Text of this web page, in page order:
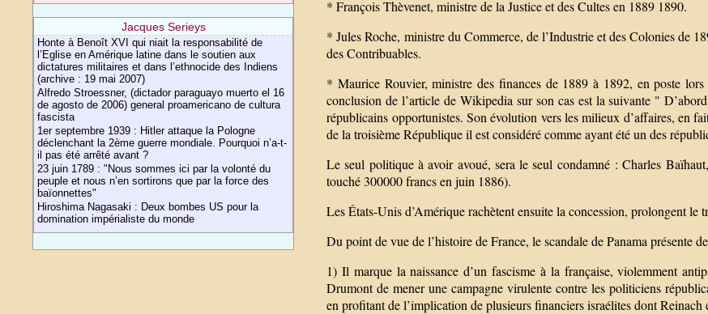
Jacques Serieys
Honte à Benoît XVI qui niait la responsabilité de
l’Eglise en Amérique latine dans le soutien aux
dictatures militaires et dans l’ethnocide des Indiens
(archive : 19 mai 2007)
Alfredo Stroessner, (dictador paraguayo muerto el 16
de agosto de 2006) general proamericano de cultura
fascista
1er septembre 1939 : Hitler attaque la Pologne
déclenchant la 2ème guerre mondiale. Pourquoi n’a-t-
il pas été arrêté avant ?
23 juin 1789 : "Nous sommes ici par la volonté du
peuple et nous n’en sortirons que par la force des
baïonnettes"
Hiroshima Nagasaki : Deux bombes US pour la
domination impérialiste du monde
* François Thèvenet, ministre de la Justice et des Cultes en 1889 1890.
* Jules Roche, ministre du Commerce, de l’Industrie et des Colonies de
des Contribuables.
* Maurice Rouvier, ministre des finances de 1889 à 1892, en poste
conclusion de l’article de Wikipedia sur son cas est la suivante "
républicains opportunistes. Son évolution vers les milieux d’affaires, en
de la troisième République il est considéré comme ayant été un des
Le seul politique à avoir avoué, sera le seul condamné : Charles
touché 300000 francs en juin 1886).
Les États-Unis d’Amérique rachètent ensuite la concession, prolongent le
Du point de vue de l’histoire de France, le scandale de Panama présente
1) Il marque la naissance d’un fascisme à la française, violemment
Drumont de mener une campagne virulente contre les politiciens
en profitant de l’implication de plusieurs financiers israélites dont Reinach